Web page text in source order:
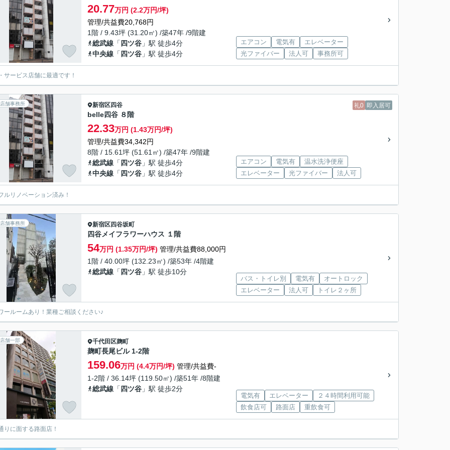
20.77万円 (2.2万円/坪)
管理/共益費20,768円
1階 / 9.43坪 (31.20㎡) /築47年 /9階建
総武線 「 四ツ谷 」駅 徒歩4分
中央線 「 四ツ谷 」駅 徒歩4分
エアコン 電気有
エレベーター
光ファイバー
法人可 事務所可
サービス店舗に最適です！
店舗事務所 礼0 即入居可
新宿区四谷
belle四谷 ８階
22.33万円 (1.43万円/坪)
管理/共益費34,342円
8階 / 15.61坪 (51.61㎡) /築47年 /9階建
総武線 「 四ツ谷 」駅 徒歩4分
中央線 「 四ツ谷 」駅 徒歩4分
エアコン 電気有
温水洗浄便座
エレベーター
光ファイバー 法人可
ルリノベーション済み！
店舗事務所 新宿区四谷坂町
四谷メイフラワーハウス １階
54万円 (1.35万円/坪) 管理/共益費88,000円
1階 / 40.00坪 (132.23㎡) /築53年 /4階建
総武線 「 四ツ谷 」駅 徒歩10分
バス・トイレ別 電気有
オートロック
エレベーター
法人可 トイレ２ヶ所
ールームあり！業種ご相談ください♪
店舗一部 千代田区麹町
麹町長尾ビル 1-2階
159.06万円 (4.4万円/坪) 管理/共益費-
1-2階 / 36.14坪 (119.50㎡) /築51年 /8階建
総武線 「 四ツ谷 」駅 徒歩2分
電気有 エレベーター
２４時間利用可能
飲食店可
路面店 重飲食可
りに面する路面店！